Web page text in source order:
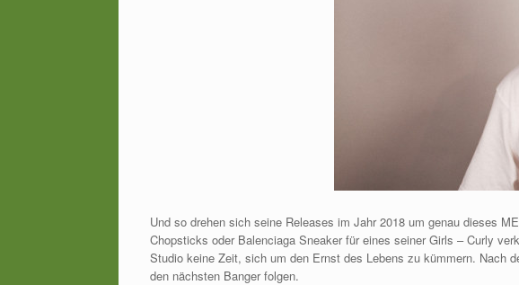
Und so drehen sich seine Releases im Jahr 2018 um genau dieses
Chopsticks oder Balenciaga Sneaker für eines seiner Girls – Curly
Studio keine Zeit, sich um den Ernst des Lebens zu kümmern. Nach
den nächsten Banger folgen.